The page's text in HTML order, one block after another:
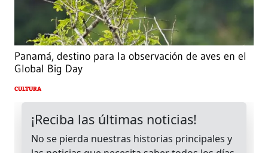
Panamá, destino para la observación de aves en el
Global Big Day
CULTURA